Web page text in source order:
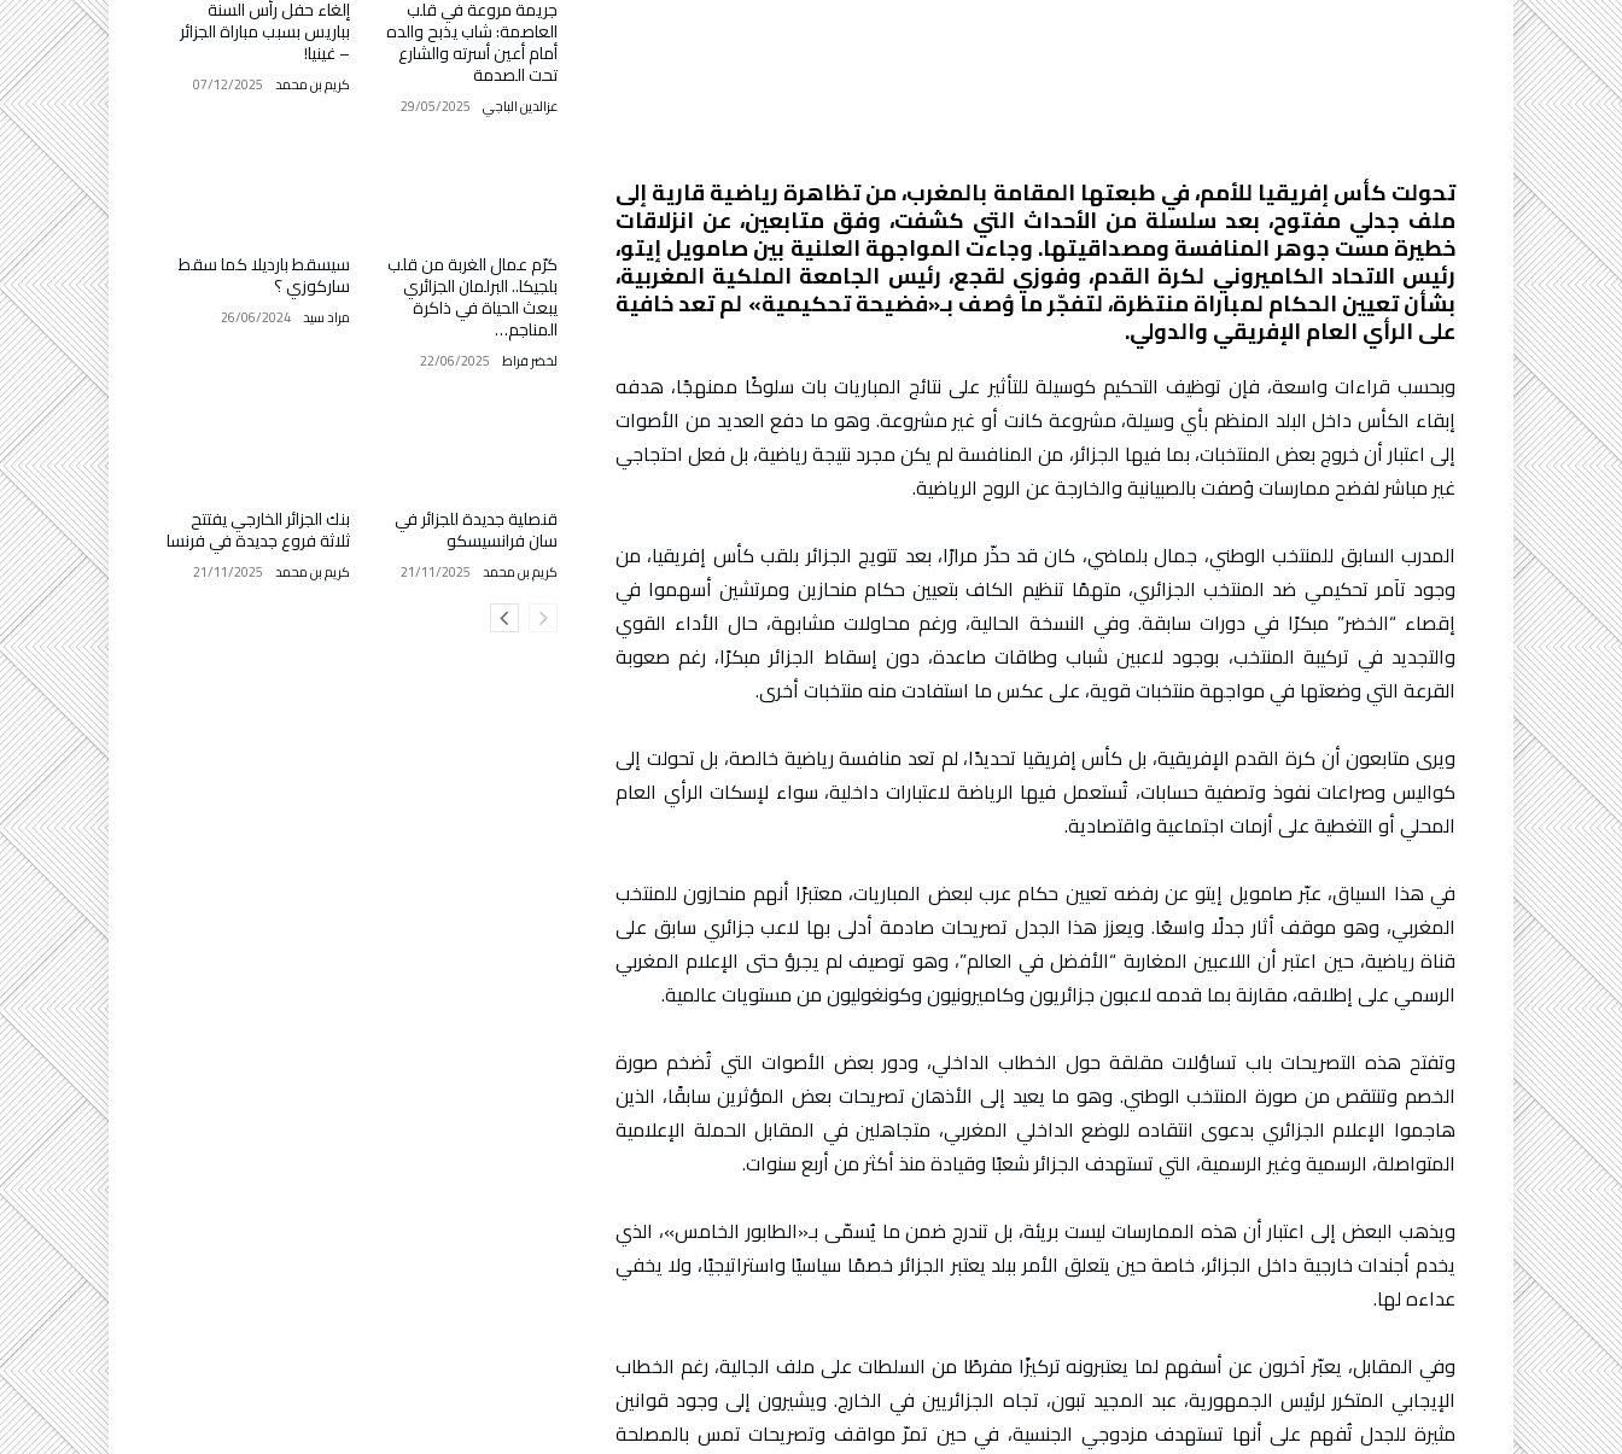
تحولت كأس إفريقيا للأمم، في طبعتها المقامة بالمغرب، من تظاهرة رياضية قارية إلى
ملف جدلي مفتوح، بعد سلسلة من الأحداث التي كشفت، وفق متابعين، عن انزلاقات
خطيرة مست جوهر المنافسة ومصداقيتها. وجاءت المواجهة العلنية بين صامويل إيتو،
رئيس الاتحاد الكاميروني لكرة القدم، وفوزي لقجع، رئيس الجامعة الملكية المغربية،
بشأن تعيين الحكام لمباراة منتظرة، لتفجّر ما وُصف بـ«فضيحة تحكيمية» لم تعد خافية
على الرأي العام الإفريقي والدولي.
وبحسب قراءات واسعة، فإن توظيف التحكيم كوسيلة للتأثير على نتائج المباريات بات سلوكًا ممنهجًا، هدفه
إبقاء الكأس داخل البلد المنظم بأي وسيلة، مشروعة كانت أو غير مشروعة. وهو ما دفع العديد من الأصوات
إلى اعتبار أن خروج بعض المنتخبات، بما فيها الجزائر، من المنافسة لم يكن مجرد نتيجة رياضية، بل فعل احتجاجي
غير مباشر لفضح ممارسات وُصفت بالصبيانية والخارجة عن الروح الرياضية.
المدرب السابق للمنتخب الوطني، جمال بلماضي، كان قد حذّر مرارًا، بعد تتويج الجزائر بلقب كأس إفريقيا، من
وجود تآمر تحكيمي ضد المنتخب الجزائري، متهمًا تنظيم الكاف بتعيين حكام منحازين ومرتشين أسهموا في
إقصاء “الخضر” مبكرًا في دورات سابقة. وفي النسخة الحالية، ورغم محاولات مشابهة، حال الأداء القوي
والتجديد في تركيبة المنتخب، بوجود لاعبين شباب وطاقات صاعدة، دون إسقاط الجزائر مبكرًا، رغم صعوبة
القرعة التي وضعتها في مواجهة منتخبات قوية، على عكس ما استفادت منه منتخبات أخرى.
ويرى متابعون أن كرة القدم الإفريقية، بل كأس إفريقيا تحديدًا، لم تعد منافسة رياضية خالصة، بل تحولت إلى
كواليس وصراعات نفوذ وتصفية حسابات، تُستعمل فيها الرياضة لاعتبارات داخلية، سواء لإسكات الرأي العام
المحلي أو التغطية على أزمات اجتماعية واقتصادية.
في هذا السياق، عبّر صامويل إيتو عن رفضه تعيين حكام عرب لبعض المباريات، معتبرًا أنهم منحازون للمنتخب
المغربي، وهو موقف أثار جدلًا واسعًا. ويعزز هذا الجدل تصريحات صادمة أدلى بها لاعب جزائري سابق على
قناة رياضية، حين اعتبر أن اللاعبين المغاربة “الأفضل في العالم”، وهو توصيف لم يجرؤ حتى الإعلام المغربي
الرسمي على إطلاقه، مقارنة بما قدمه لاعبون جزائريون وكاميرونيون وكونغوليون من مستويات عالمية.
وتفتح هذه التصريحات باب تساؤلات مقلقة حول الخطاب الداخلي، ودور بعض الأصوات التي تُضخم صورة
الخصم وتنتقص من صورة المنتخب الوطني. وهو ما يعيد إلى الأذهان تصريحات بعض المؤثرين سابقًا، الذين
هاجموا الإعلام الجزائري بدعوى انتقاده للوضع الداخلي المغربي، متجاهلين في المقابل الحملة الإعلامية
المتواصلة، الرسمية وغير الرسمية، التي تستهدف الجزائر شعبًا وقيادة منذ أكثر من أربع سنوات.
ويذهب البعض إلى اعتبار أن هذه الممارسات ليست بريئة، بل تندرج ضمن ما يُسمّى بـ«الطابور الخامس»، الذي
يخدم أجندات خارجية داخل الجزائر، خاصة حين يتعلق الأمر ببلد يعتبر الجزائر خصمًا سياسيًا واستراتيجيًا، ولا يخفي
عداءه لها.
وفي المقابل، يعبّر آخرون عن أسفهم لما يعتبرونه تركيزًا مفرطًا من السلطات على ملف الجالية، رغم الخطاب
الإيجابي المتكرر لرئيس الجمهورية، عبد المجيد تبون، تجاه الجزائريين في الخارج. ويشيرون إلى وجود قوانين
مثيرة للجدل تُفهم على أنها تستهدف مزدوجي الجنسية، في حين تمرّ مواقف وتصريحات تمس بالمصلحة
إلغاء حفل رأس السنة
بباريس بسبب مباراة الجزائر
– غينيا!
كريم بن محمد 07/12/2025
جريمة مروعة في قلب
العاصمة: شاب يذبح والده
أمام أعين أسرته والشارع
تحت الصدمة
عزالدين الباجي 29/05/2025
سيسقط بارديلا كما سقط
ساركوزي ؟
مراد سيد 26/06/2024
كرّم عمال الغربة من قلب
بلجيكا.. البرلمان الجزائري
يبعث الحياة في ذاكرة
المناجم…
لخضر فراط 22/06/2025
بنك الجزائر الخارجي يفتتح
ثلاثة فروع جديدة في فرنسا
كريم بن محمد 21/11/2025
قنصلية جديدة للجزائر في
سان فرانسيسكو
كريم بن محمد 21/11/2025